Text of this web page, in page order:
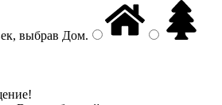
выбрав Дом.